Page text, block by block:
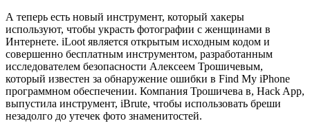
А теперь есть новый инструмент, который хакеры
используют, чтобы украсть фотографии с женщинами в
Интернете. iLoot является открытым исходным кодом и
совершенно бесплатным инструментом, разработанным
исследователем безопасности Алексеем Трошичевым,
который известен за обнаружение ошибки в Find My iPhone
программном обеспечении. Компания Трошичева в, Hack App,
выпустила инструмент, iBrute, чтобы использовать бреши
незадолго до утечек фото знаменитостей.